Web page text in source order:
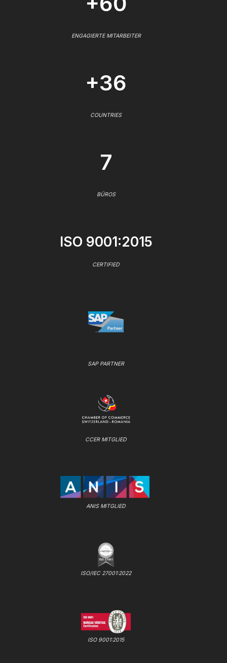
ENGAGIERTE MITARBEITER
+36
COUNTRIES
7
BÜROS
ISO 9001:2015
CERTIFIED
SAP PARTNER
CCER MITGLIED
ANIS MITGLIED
ISO/IEC 27001:2022
ISO 9001:2015